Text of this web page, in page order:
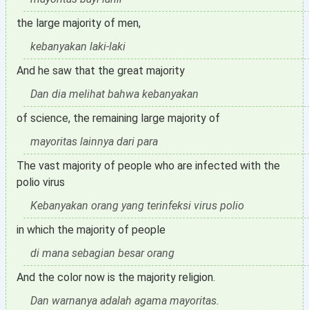
the large majority of men,
kebanyakan laki-laki
And he saw that the great majority
Dan dia melihat bahwa kebanyakan
of science, the remaining large majority of
mayoritas lainnya dari para
The vast majority of people who are infected with the
polio virus
Kebanyakan orang yang terinfeksi virus polio
in which the majority of people
di mana sebagian besar orang
And the color now is the majority religion.
Dan warnanya adalah agama mayoritas.